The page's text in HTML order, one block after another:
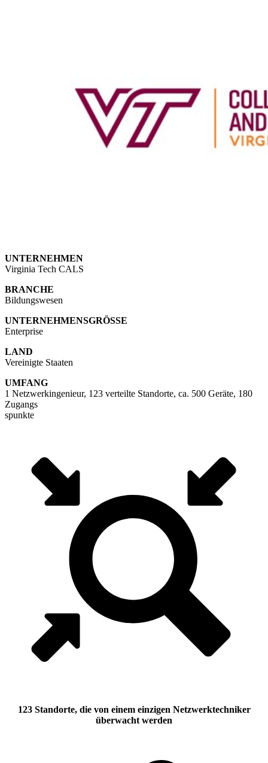
UNTERNEHMEN
Virginia Tech CALS
BRANCHE
Bildungswesen
UNTERNEHMENSGRÖSSE
Enterprise
LAND
Vereinigte Staaten
UMFANG
1 Netzwerkingenieur, 123 verteilte Standorte, ca. 500 Geräte, 180
Zugangs
spunkte
123 Standorte, die von einem einzigen Netzwerktechniker
überwacht werden